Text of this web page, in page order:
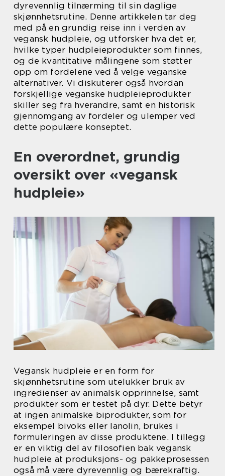
dyrevennlig tilnærming til sin daglige
skjønnhetsrutine. Denne artikkelen tar deg
med på en grundig reise inn i verden av
vegansk hudpleie, og utforsker hva det er,
hvilke typer hudpleieprodukter som finnes,
og de kvantitative målingene som støtter
opp om fordelene ved å velge veganske
alternativer. Vi diskuterer også hvordan
forskjellige veganske hudpleieprodukter
skiller seg fra hverandre, samt en historisk
gjennomgang av fordeler og ulemper ved
dette populære konseptet.
En overordnet, grundig
oversikt over «vegansk
hudpleie»
Vegansk hudpleie er en form for
skjønnhetsrutine som utelukker bruk av
ingredienser av animalsk opprinnelse, samt
produkter som er testet på dyr. Dette betyr
at ingen animalske biprodukter, som for
eksempel bivoks eller lanolin, brukes i
formuleringen av disse produktene. I tillegg
er en viktig del av filosofien bak vegansk
hudpleie at produksjons- og pakkeprosessen
også må være dyrevennlig og bærekraftig.